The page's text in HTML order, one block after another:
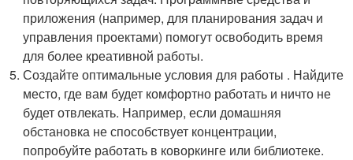
приложения (например, для планирования задач и
управления проектами) помогут освободить время
для более креативной работы.
Создайте оптимальные условия для работы . Найдите
место, где вам будет комфортно работать и ничто не
будет отвлекать. Например, если домашняя
обстановка не способствует концентрации,
попробуйте работать в коворкинге или библиотеке.